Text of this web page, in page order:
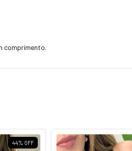
comprimento.
44% OFF